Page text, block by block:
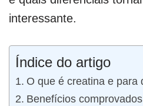
interessante.
Índice do artigo
O que é creatina e para
Benefícios